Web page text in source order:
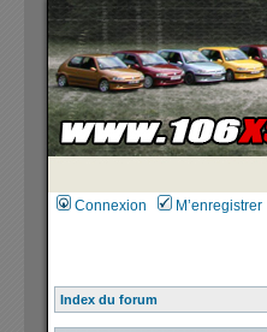
Connexion M’enregistrer
Index du forum